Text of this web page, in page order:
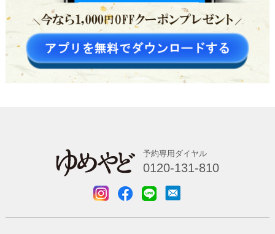
予約専用ダイヤル
0120-131-810